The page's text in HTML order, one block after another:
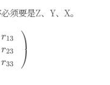
须要是Z、Y、X。
r13
r23
r33 ⎠
⎞